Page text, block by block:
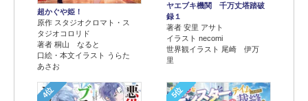
超かぐや姫！
原作 スタジオクロマト・ス
タジオコロリド
著者 桐山 なると
口絵・本文イラスト うらた
あさお
ヤエブキ機関 千万丈塔踏破
録１
著者 安里 アサト
イラスト necomi
世界観イラスト 尾崎 伊万
里
4位 5位